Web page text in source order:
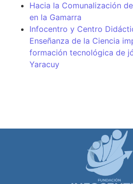
Hacia la Comunalización
en la Gamarra
Infocentro y Centro
Enseñanza de la Ciencia
formación tecnológica de
Yaracuy